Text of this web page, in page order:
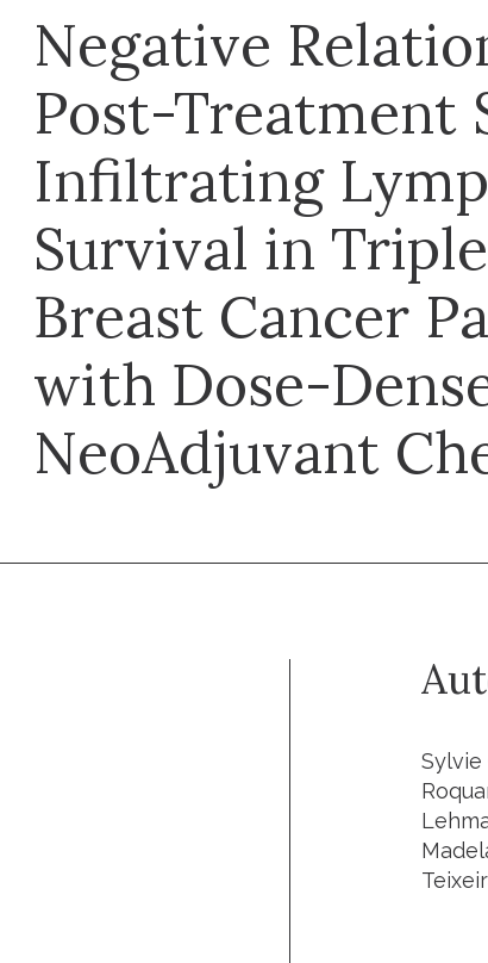
Negative
Post-Treatment
Infiltrating
Survival in
Breast Cancer
with Dose-
NeoAdjuvant
Sylvie